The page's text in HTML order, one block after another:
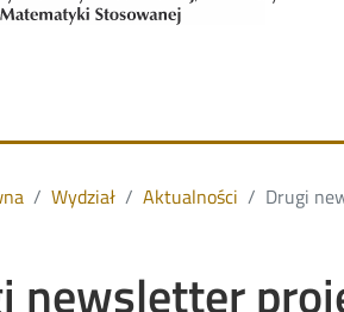
Wydział Aktualności Drugi
newsletter